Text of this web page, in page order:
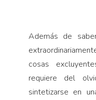
Además de
cosas
requiere del
sintetizarse en